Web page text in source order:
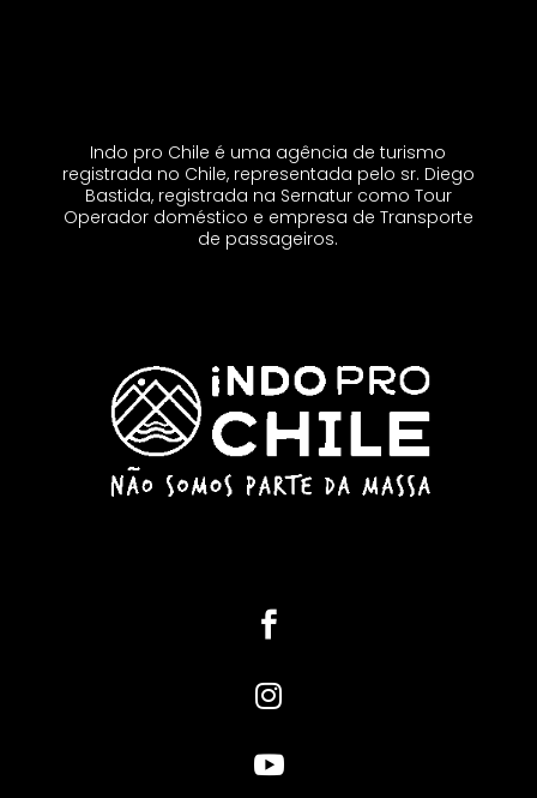
Indo pro Chile é uma agência de turismo
registrada no Chile, representada pelo sr. Diego
Bastida, registrada na Sernatur como Tour
Operador doméstico e empresa de Transporte
de passageiros.


